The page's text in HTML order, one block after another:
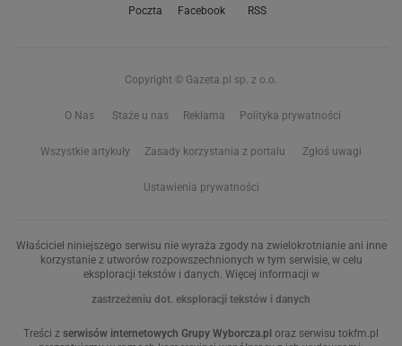
Poczta Facebook RSS
Copyright © Gazeta.pl sp. z o.o.
O Nas Staże u nas Reklama Polityka prywatności
Wszystkie artykuły Zasady korzystania z portalu Zgłoś uwagi
Ustawienia prywatności
Właściciel niniejszego serwisu nie wyraża zgody na zwielokrotnianie ani inne
korzystanie z utworów rozpowszechnionych w tym serwisie, w celu
eksploracji tekstów i danych. Więcej informacji w
zastrzeżeniu dot. eksploracji tekstów i danych
Treści z serwisów internetowych Grupy Wyborcza.pl oraz serwisu tokfm.pl